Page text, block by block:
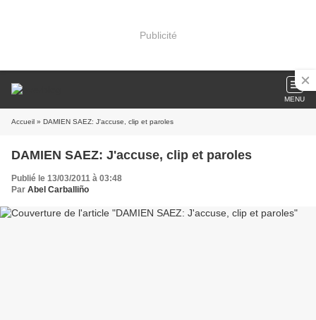
Publicité
MENU
Accueil » DAMIEN SAEZ: J'accuse, clip et paroles
DAMIEN SAEZ: J'accuse, clip et paroles
Publié le 13/03/2011 à 03:48
Par Abel Carballiño